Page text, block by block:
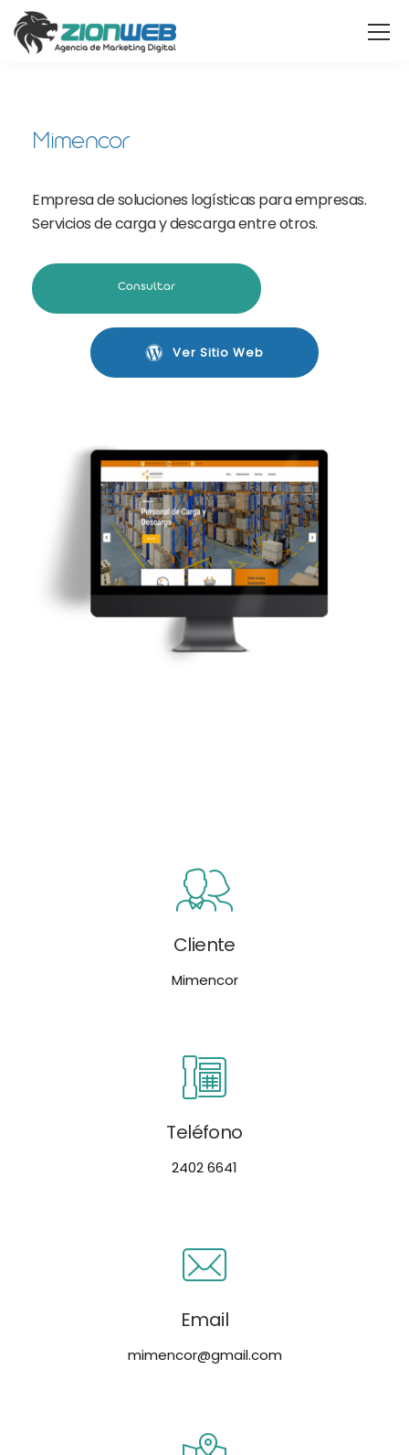
Mimencor
Empresa de soluciones logísticas para empresas.
Servicios de carga y descarga entre otros.
Consultar
Ver Sitio Web
Cliente
Mimencor
Teléfono
2402 6641
Email
mimencor@gmail.com